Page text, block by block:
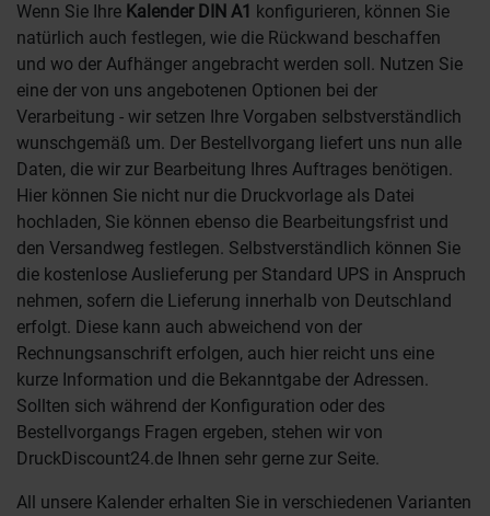
Wenn Sie Ihre Kalender DIN A1 konfigurieren, können Sie
natürlich auch festlegen, wie die Rückwand beschaffen
und wo der Aufhänger angebracht werden soll. Nutzen Sie
eine der von uns angebotenen Optionen bei der
Verarbeitung - wir setzen Ihre Vorgaben selbstverständlich
wunschgemäß um. Der Bestellvorgang liefert uns nun alle
Daten, die wir zur Bearbeitung Ihres Auftrages benötigen.
Hier können Sie nicht nur die Druckvorlage als Datei
hochladen, Sie können ebenso die Bearbeitungsfrist und
den Versandweg festlegen. Selbstverständlich können Sie
die kostenlose Auslieferung per Standard UPS in Anspruch
nehmen, sofern die Lieferung innerhalb von Deutschland
erfolgt. Diese kann auch abweichend von der
Rechnungsanschrift erfolgen, auch hier reicht uns eine
kurze Information und die Bekanntgabe der Adressen.
Sollten sich während der Konfiguration oder des
Bestellvorgangs Fragen ergeben, stehen wir von
DruckDiscount24.de Ihnen sehr gerne zur Seite.
All unsere Kalender erhalten Sie in verschiedenen Varianten